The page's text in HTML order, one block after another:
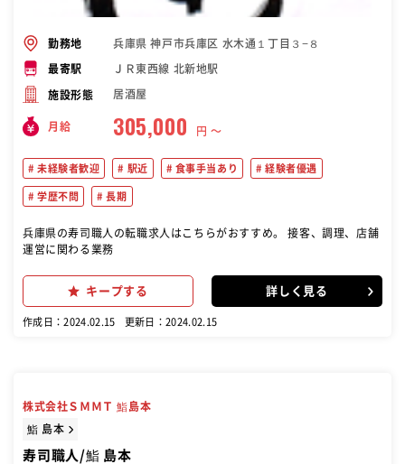
勤務地 兵庫県 神戸市兵庫区 水木通１丁目３−８
最寄駅 ＪＲ東西線 北新地駅
施設形態 居酒屋
月給 305,000 円 〜
未経験者歓迎 駅近 食事手当あり 経験者優遇
学歴不問 長期
兵庫県の寿司職人の転職求人はこちらがおすすめ。 接客、調理、店舗
運営に関わる業務
キープする 詳しく見る
作成日：2024.02.15 更新日：2024.02.15
株式会社ＳＭＭＴ 鮨島本
鮨 島本
寿司職人/鮨 島本